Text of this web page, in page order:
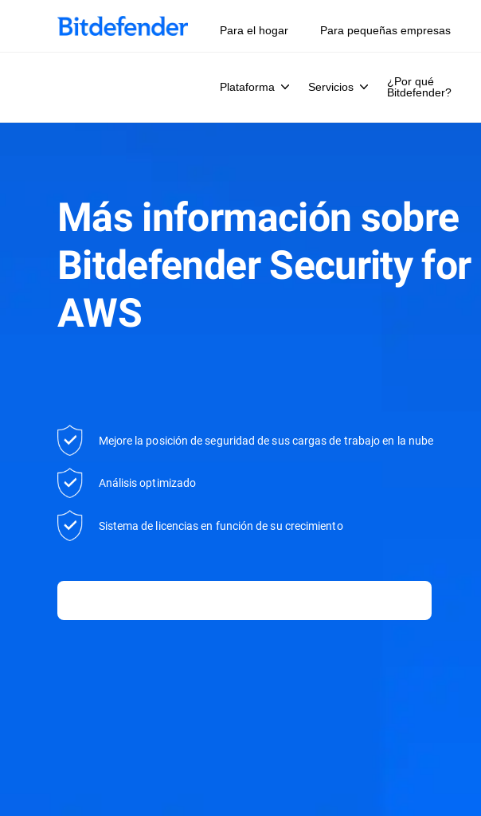
Para el hogar Para pequeñas empresas
Plataforma Servicios
¿Por qué
Bitdefender?
Más información sobre
Bitdefender Security for
AWS
Mejore la posición de seguridad de sus cargas de trabajo en la nube
Análisis optimizado
Sistema de licencias en función de su crecimiento